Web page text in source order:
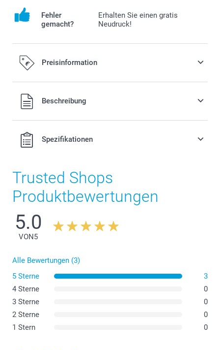
Fehler
gemacht?
Erhalten Sie einen gratis
Neudruck!
Preisinformation
Alle Preise verstehen sich in EURO (€) inkl. MwSt. und zzgl.
Versandkosten.Beschreibung
Spezifikationen
Trusted Shops
Produktbewertungen
5.0
VON5
Alle Bewertungen (3)
5 Sterne
3
4 Sterne
0
3 Sterne
0
2 Sterne
0
1 Stern
0